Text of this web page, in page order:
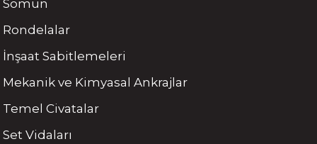
Somun
Rondelalar
İnşaat Sabitlemeleri
Mekanik ve Kimyasal Ankrajlar
Temel Civatalar
Set Vidaları